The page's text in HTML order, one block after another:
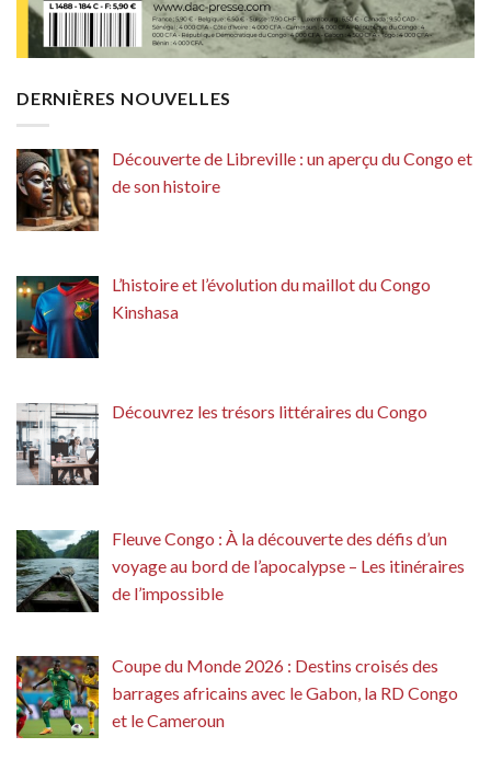
DERNIÈRES NOUVELLES
Découverte de Libreville : un aperçu du Congo et
de son histoire
L’histoire et l’évolution du maillot du Congo
Kinshasa
Découvrez les trésors littéraires du Congo
Fleuve Congo : À la découverte des défis d’un
voyage au bord de l’apocalypse – Les itinéraires
de l’impossible
Coupe du Monde 2026 : Destins croisés des
barrages africains avec le Gabon, la RD Congo
et le Cameroun